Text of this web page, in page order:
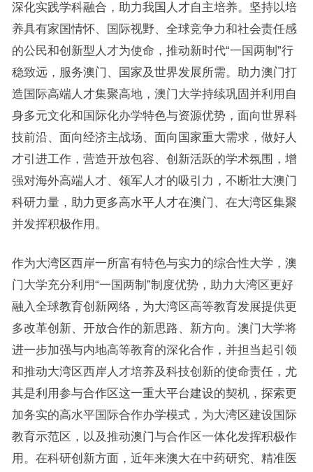
深化实践学科融合，助力我国人才自主培养。坚持以培
养具有家国情怀、国际视野、全球竞争力和社会责任感
的公民和创新型人才为使命，推动新时代“一国两制”行
稳致远，服务澳门、国家及世界发展所需。助力澳门打
造国际高端人才集聚高地，澳门大学持续巩固并利用自
身多元文化和国际化办学特色与资源优势，面向世界科
技前沿、面向经济主战场、面向国家重大需求，做好人
才引进工作，营造开放包容、创新活跃的学术氛围，增
强对海外高端人才、领军人才的吸引力，不断壮大澳门
科研力量，助力更多高水平人才在澳门、在大湾区集聚
并发挥积极作用。
作为大湾区西岸一所富有特色与实力的综合性大学，澳
门大学充分利用“一国两制”制度优势，助力大湾区更好
融入全球教育创新网络，为大湾区高等教育发展提供更
多改革创新、开放合作的新思路、新方向。澳门大学将
进一步加强与内地高等教育的深化合作，并担当起引领
和推动大湾区西岸人才培养及科技创新的使命责任，尤
其是利用参与合作区这一重大平台建设的契机，探索更
加务实的高水平国际合作办学模式，为大湾区建设国际
教育示范区，以及推动澳门与合作区一体化发挥积极作
用。在科研创新方面，近年来澳大在中药研究、精准医